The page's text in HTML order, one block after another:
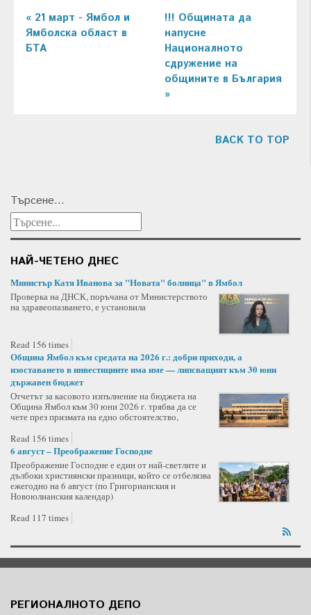
« 21 март - Ямбол и
Ямболска област в
БТА
!!! Общината да
напусне
Националното
сдружение на
общините в България
»
BACK TO TOP
Търсене...
НАЙ-ЧЕТЕНО ДНЕС
Министър Катя Иванова за "Новата" болница" в Ямбол
Проверка на ДНСК, поръчана от Министерството
на здравеопазването, е установила
Read 156 times
Община Ямбол към средата на 2026 г.: добри приходи, а
изоставането в инвестициите има име — липсващият към 30 юни
държавен бюджет
Отчетът за касовото изпълнение на бюджета на
Община Ямбол към 30 юни 2026 г. трябва да се
чете през призмата на едно обстоятелство,
Read 156 times
6 август – Преображение Господне
Преображение Господне е един от най-светлите и
дълбоки християнски празници, който се отбелязва
ежегодно на 6 август (по Григорианския и
Новоюлианския календар)
Read 117 times
РЕГИОНАЛНОТО ДЕПО